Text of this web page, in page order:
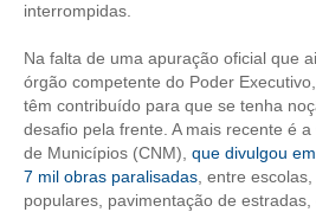
LEI 5.194/1966 – REGULAMENTAÇÃO
LEI 6.496/1977 – ART
RES 1.002/2002 – CÓDIGO DE ÉTICA
interrompidas.
Na falta de uma apuração oficial que
órgão competente do Poder
têm contribuído para que se tenha
desafio pela frente. A mais recente é
de Municípios (CNM), que divulgou
7 mil obras paralisadas , entre
populares, pavimentação de